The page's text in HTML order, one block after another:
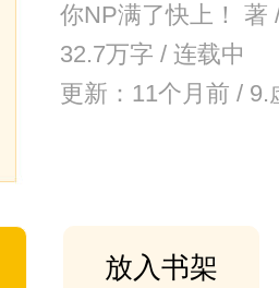
你NP满了快上！ 著
32.7万字 / 连载中
更新：11个月前 / 9.
放入书架